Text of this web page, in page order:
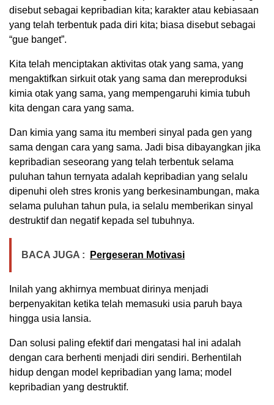
disebut sebagai kepribadian kita; karakter atau kebiasaan
yang telah terbentuk pada diri kita; biasa disebut sebagai
“gue banget”.
Kita telah menciptakan aktivitas otak yang sama, yang
mengaktifkan sirkuit otak yang sama dan mereproduksi
kimia otak yang sama, yang mempengaruhi kimia tubuh
kita dengan cara yang sama.
Dan kimia yang sama itu memberi sinyal pada gen yang
sama dengan cara yang sama. Jadi bisa dibayangkan jika
kepribadian seseorang yang telah terbentuk selama
puluhan tahun ternyata adalah kepribadian yang selalu
dipenuhi oleh stres kronis yang berkesinambungan, maka
selama puluhan tahun pula, ia selalu memberikan sinyal
destruktif dan negatif kepada sel tubuhnya.
BACA JUGA : Pergeseran Motivasi
Inilah yang akhirnya membuat dirinya menjadi
berpenyakitan ketika telah memasuki usia paruh baya
hingga usia lansia.
Dan solusi paling efektif dari mengatasi hal ini adalah
dengan cara berhenti menjadi diri sendiri. Berhentilah
hidup dengan model kepribadian yang lama; model
kepribadian yang destruktif.